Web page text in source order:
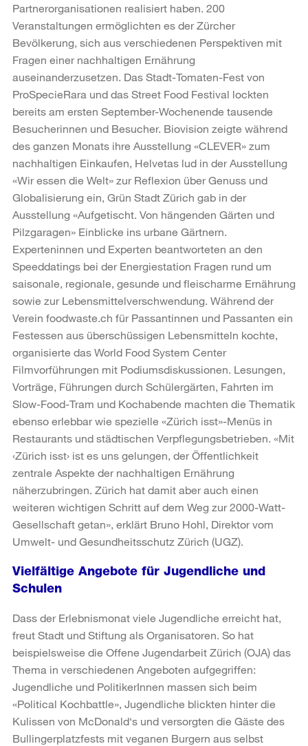
Partnerorganisationen realisiert haben. 200
Veranstaltungen ermöglichten es der Zürcher
Bevölkerung, sich aus verschiedenen Perspektiven mit
Fragen einer nachhaltigen Ernährung
auseinanderzusetzen. Das Stadt-Tomaten-Fest von
ProSpecieRara und das Street Food Festival lockten
bereits am ersten September-Wochenende tausende
Besucherinnen und Besucher. Biovision zeigte während
des ganzen Monats ihre Ausstellung «CLEVER» zum
nachhaltigen Einkaufen, Helvetas lud in der Ausstellung
«Wir essen die Welt» zur Reflexion über Genuss und
Globalisierung ein, Grün Stadt Zürich gab in der
Ausstellung «Aufgetischt. Von hängenden Gärten und
Pilzgaragen» Einblicke ins urbane Gärtnern.
Experteninnen und Experten beantworteten an den
Speeddatings bei der Energiestation Fragen rund um
saisonale, regionale, gesunde und fleischarme Ernährung
sowie zur Lebensmittelverschwendung. Während der
Verein foodwaste.ch für Passantinnen und Passanten ein
Festessen aus überschüssigen Lebensmitteln kochte,
organisierte das World Food System Center
Filmvorführungen mit Podiumsdiskussionen. Lesungen,
Vorträge, Führungen durch Schülergärten, Fahrten im
Slow-Food-Tram und Kochabende machten die Thematik
ebenso erlebbar wie spezielle «Zürich isst»-Menüs in
Restaurants und städtischen Verpflegungsbetrieben. «Mit
‹Zürich isst› ist es uns gelungen, der Öffentlichkeit
zentrale Aspekte der nachhaltigen Ernährung
näherzubringen. Zürich hat damit aber auch einen
weiteren wichtigen Schritt auf dem Weg zur 2000-Watt-
Gesellschaft getan», erklärt Bruno Hohl, Direktor vom
Umwelt- und Gesundheitsschutz Zürich (UGZ).
Vielfältige Angebote für Jugendliche und
Schulen
Dass der Erlebnismonat viele Jugendliche erreicht hat,
freut Stadt und Stiftung als Organisatoren. So hat
beispielsweise die Offene Jugendarbeit Zürich (OJA) das
Thema in verschiedenen Angeboten aufgegriffen:
Jugendliche und PolitikerInnen massen sich beim
«Political Kochbattle», Jugendliche blickten hinter die
Kulissen von McDonald‘s und versorgten die Gäste des
Bullingerplatzfests mit veganen Burgern aus selbst